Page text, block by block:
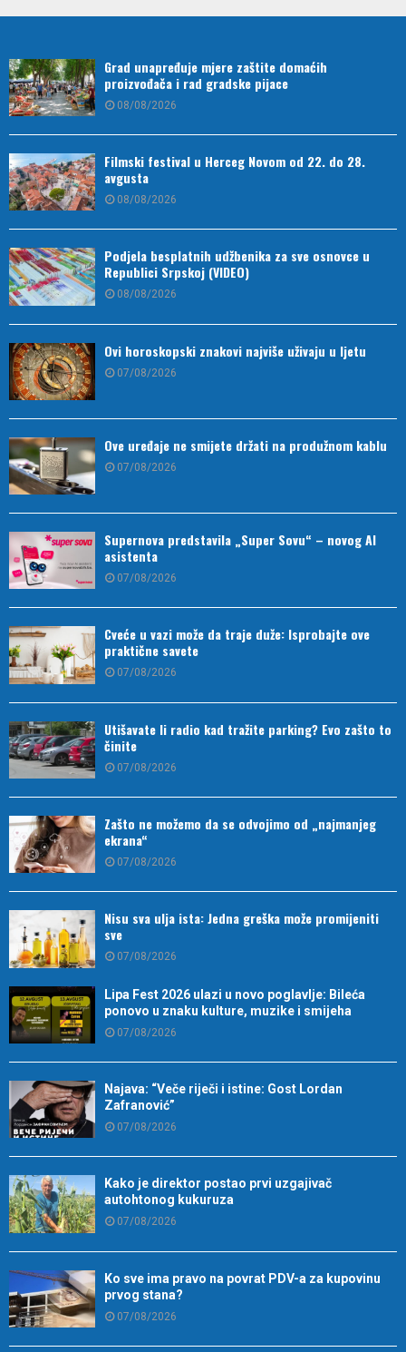
Grad unapređuje mjere zaštite domaćih
proizvođača i rad gradske pijace
08/08/2026
Filmski festival u Herceg Novom od 22. do 28.
avgusta
08/08/2026
Podjela besplatnih udžbenika za sve osnovce u
Republici Srpskoj (VIDEO)
08/08/2026
Ovi horoskopski znakovi najviše uživaju u ljetu
07/08/2026
Ove uređaje ne smijete držati na produžnom kablu
07/08/2026
Supernova predstavila „Super Sovu“ – novog AI
asistenta
07/08/2026
Cveće u vazi može da traje duže: Isprobajte ove
praktične savete
07/08/2026
Utišavate li radio kad tražite parking? Evo zašto to
činite
07/08/2026
Zašto ne možemo da se odvojimo od „najmanjeg
ekrana“
07/08/2026
Nisu sva ulja ista: Jedna greška može promijeniti
sve
07/08/2026
Lipa Fest 2026 ulazi u novo poglavlje: Bileća
ponovo u znaku kulture, muzike i smijeha
07/08/2026
Najava: “Veče riječi i istine: Gost Lordan
Zafranović”
07/08/2026
Kako je direktor postao prvi uzgajivač
autohtonog kukuruza
07/08/2026
Ko sve ima pravo na povrat PDV-a za kupovinu
prvog stana?
07/08/2026